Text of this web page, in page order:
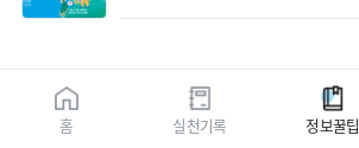
홈 실천기록 정보꿀팁